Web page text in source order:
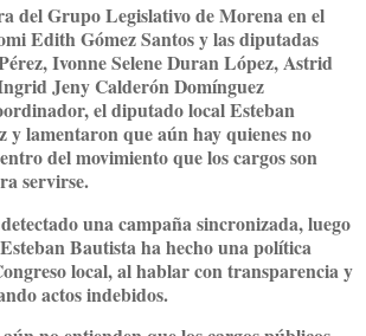
del Grupo Legislativo de Morena en el
Edith Gómez Santos y las diputadas
Ivonne Selene Duran López, Astrid
Jeny Calderón Domínguez
el diputado local Esteban
y lamentaron que aún hay quienes no
del movimiento que los cargos son
servirse.
una campaña sincronizada, luego
Bautista ha hecho una política
local, al hablar con transparencia y
actos indebidos.